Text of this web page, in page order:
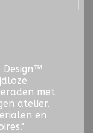
Design™
met
atelier.
en